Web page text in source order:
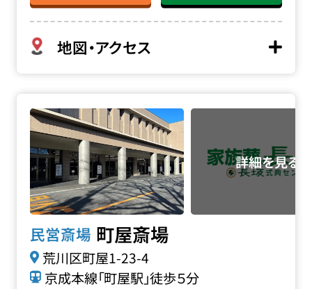
地図・アクセス
民営斎場 町屋斎場
荒川区町屋1-23-4
京成本線「町屋駅」徒歩５分
町屋斎場の詳細へ